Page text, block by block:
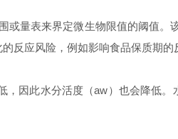
或量表来界定微生物限值的阈值。
反应风险，例如影响食品保质期的
，因此水分活度 （aw）也会降低。